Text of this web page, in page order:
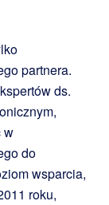
partnera.
ds.
w
do
wsparcia,
roku,